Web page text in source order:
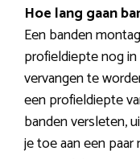
Hoe lang gaan
Een banden
profieldiepte nog
vervangen te
een profieldiepte
banden versleten,
je toe aan een